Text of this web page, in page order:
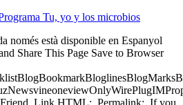
Tu, yo y los microbios
només està disponible en Espanyol
Share This Page Save to Browser
Friend Link HTML: Permalink: If you